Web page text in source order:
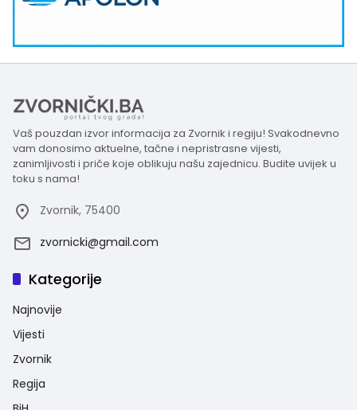
Vaš pouzdan izvor informacija za Zvornik i regiju! Svakodnevno
vam donosimo aktuelne, tačne i nepristrasne vijesti,
zanimljivosti i priče koje oblikuju našu zajednicu. Budite uvijek u
toku s nama!
Zvornik, 75400
zvornicki@gmail.com
Kategorije
Najnovije
Vijesti
Zvornik
Regija